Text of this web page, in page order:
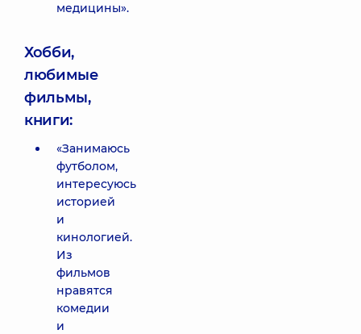
медицины».
Хобби,
любимые
фильмы,
книги:
«Занимаюсь
футболом,
интересуюсь
историей
и
кинологией.
Из
фильмов
нравятся
комедии
и